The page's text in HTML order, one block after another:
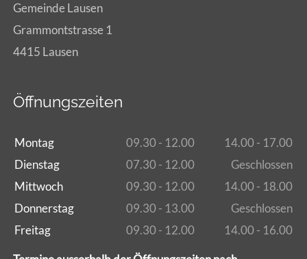
Gemeinde Lausen
Grammontstrasse 1
4415 Lausen
Öffnungszeiten
Montag 09.30 - 12.00
14.00 - 17.00
Dienstag
07.30 - 12.00
Geschlossen
Mittwoch
09.30 - 12.00
14.00 - 18.00
Donnerstag
09.30 - 13.00
Geschlossen
Freitag
09.30 - 12.00 14.00 - 16.00